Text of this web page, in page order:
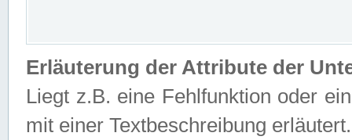
Erläuterung der Attribute der
Liegt z.B. eine Fehlfunktion oder
mit einer Textbeschreibung erläutert.